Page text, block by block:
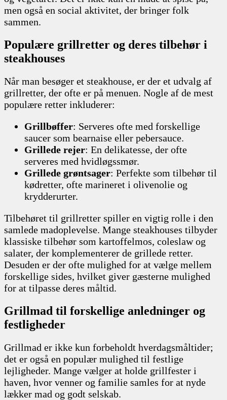
men også en social aktivitet, der bringer folk
sammen.
Populære grillretter og deres tilbehør i
steakhouses
Når man besøger et steakhouse, er der et udvalg af
grillretter, der ofte er på menuen. Nogle af de mest
populære retter inkluderer:
Grillbøffer: Serveres ofte med forskellige
saucer som bearnaise eller pebersauce.
Grillede rejer: En delikatesse, der ofte
serveres med hvidløgssmør.
Grillede grøntsager: Perfekte som tilbehør til
kødretter, ofte marineret i olivenolie og
krydderurter.
Tilbehøret til grillretter spiller en vigtig rolle i den
samlede madoplevelse. Mange steakhouses tilbyder
klassiske tilbehør som kartoffelmos, coleslaw og
salater, der komplementerer de grillede retter.
Desuden er der ofte mulighed for at vælge mellem
forskellige sides, hvilket giver gæsterne mulighed
for at tilpasse deres måltid.
Grillmad til forskellige anledninger og
festligheder
Grillmad er ikke kun forbeholdt hverdagsmåltider;
det er også en populær mulighed til festlige
lejligheder. Mange vælger at holde grillfester i
haven, hvor venner og familie samles for at nyde
lækker mad og godt selskab.